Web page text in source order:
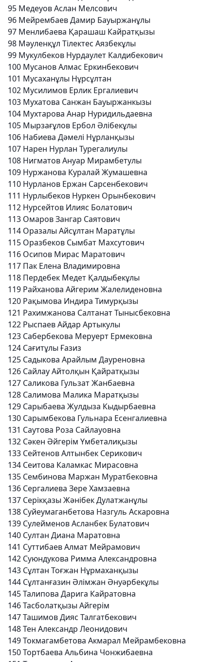
95 Медеуов Аслан Мелсович
96 Мейрембаев Дамир Бауыржанұлы
97 Менлибаева Қарашаш Кайратқызы
98 Мәуленқұл Тілектес Аязбекұлы
99 Мукулбеков Нурдаулет Калдибекович
100 Мусанов Алмас Еркинбекович
101 Мусаханұлы Нұрсұлтан
102 Мусилимов Ерлик Ергалиевич
103 Мухатова Санжан Бауыржанкызы
104 Мухтарова Анар Нуридильдаевна
105 Мырзағұлов Ербол Әлібекұлы
106 Набиева Дәмелі Нұрланқызы
107 Нарен Нурлан Турегалиулы
108 Нигматов Ануар Мирамбетулы
109 Нуржанова Куралай Жумашевна
110 Нурланов Ержан Сарсенбекович
111 Нурлыбеков Нуркен Орынбекович
112 Нурсейтов Илияс Болатович
113 Омаров Зангар Саятович
114 Оразалы Айсұлтан Маратұлы
115 Оразбеков Сымбат Махсутович
116 Осипов Мирас Маратович
117 Пак Елена Владимировна
118 Пердебек Медет Қалдыбекұлы
119 Райханова Айгерим Жалелиденовна
120 Рақымова Индира Тимурқызы
121 Рахимжанова Салтанат Тынысбековна
122 Рыспаев Айдар Артыкулы
123 Сабербекова Меруерт Ермековна
124 Сағитұлы Ғазиз
125 Садыкова Арайлым Дауреновна
126 Сайлау Айтолқын Қайратқызы
127 Саликова Гульзат Жанбаевна
128 Салимова Малика Маратқызы
129 Сарыбаева Жулдыза Кыдырбаевна
130 Сарымбекова Гульнара Есенгалиевна
131 Саутова Роза Сайлауовна
132 Сәкен Әйгерім Үмбеталиқызы
133 Сейтенов Алтынбек Серикович
134 Сеитова Каламкас Мирасовна
135 Сембинова Маржан Муратбековна
136 Сергалиева Зере Хамзаевна
137 Серікқазы Жәнібек Дулатжанұлы
138 Суйеумаганбетова Назгуль Аскаровна
139 Сулейменов Асланбек Булатович
140 Султан Диана Маратовна
141 Суттибаев Алмат Мейрамович
142 Суюндукова Римма Александровна
143 Сұлтан Тоғжан Нұрмаханқызы
144 Сұлтанғазин Әлімжан Әнуәрбекұлы
145Талипова Дарига Кайратовна
146Тасболатқызы Айгерім
147Ташимов Дияс Талгатбекович
148Тен Александр Леонидович
149Токмагамбетова Акмарал Мейрамбековна
150Тортбаева Альбина Чонжибаевна